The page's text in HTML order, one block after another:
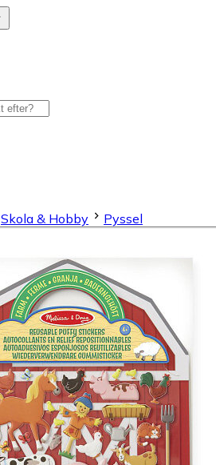
Skola & Hobby Pyssel